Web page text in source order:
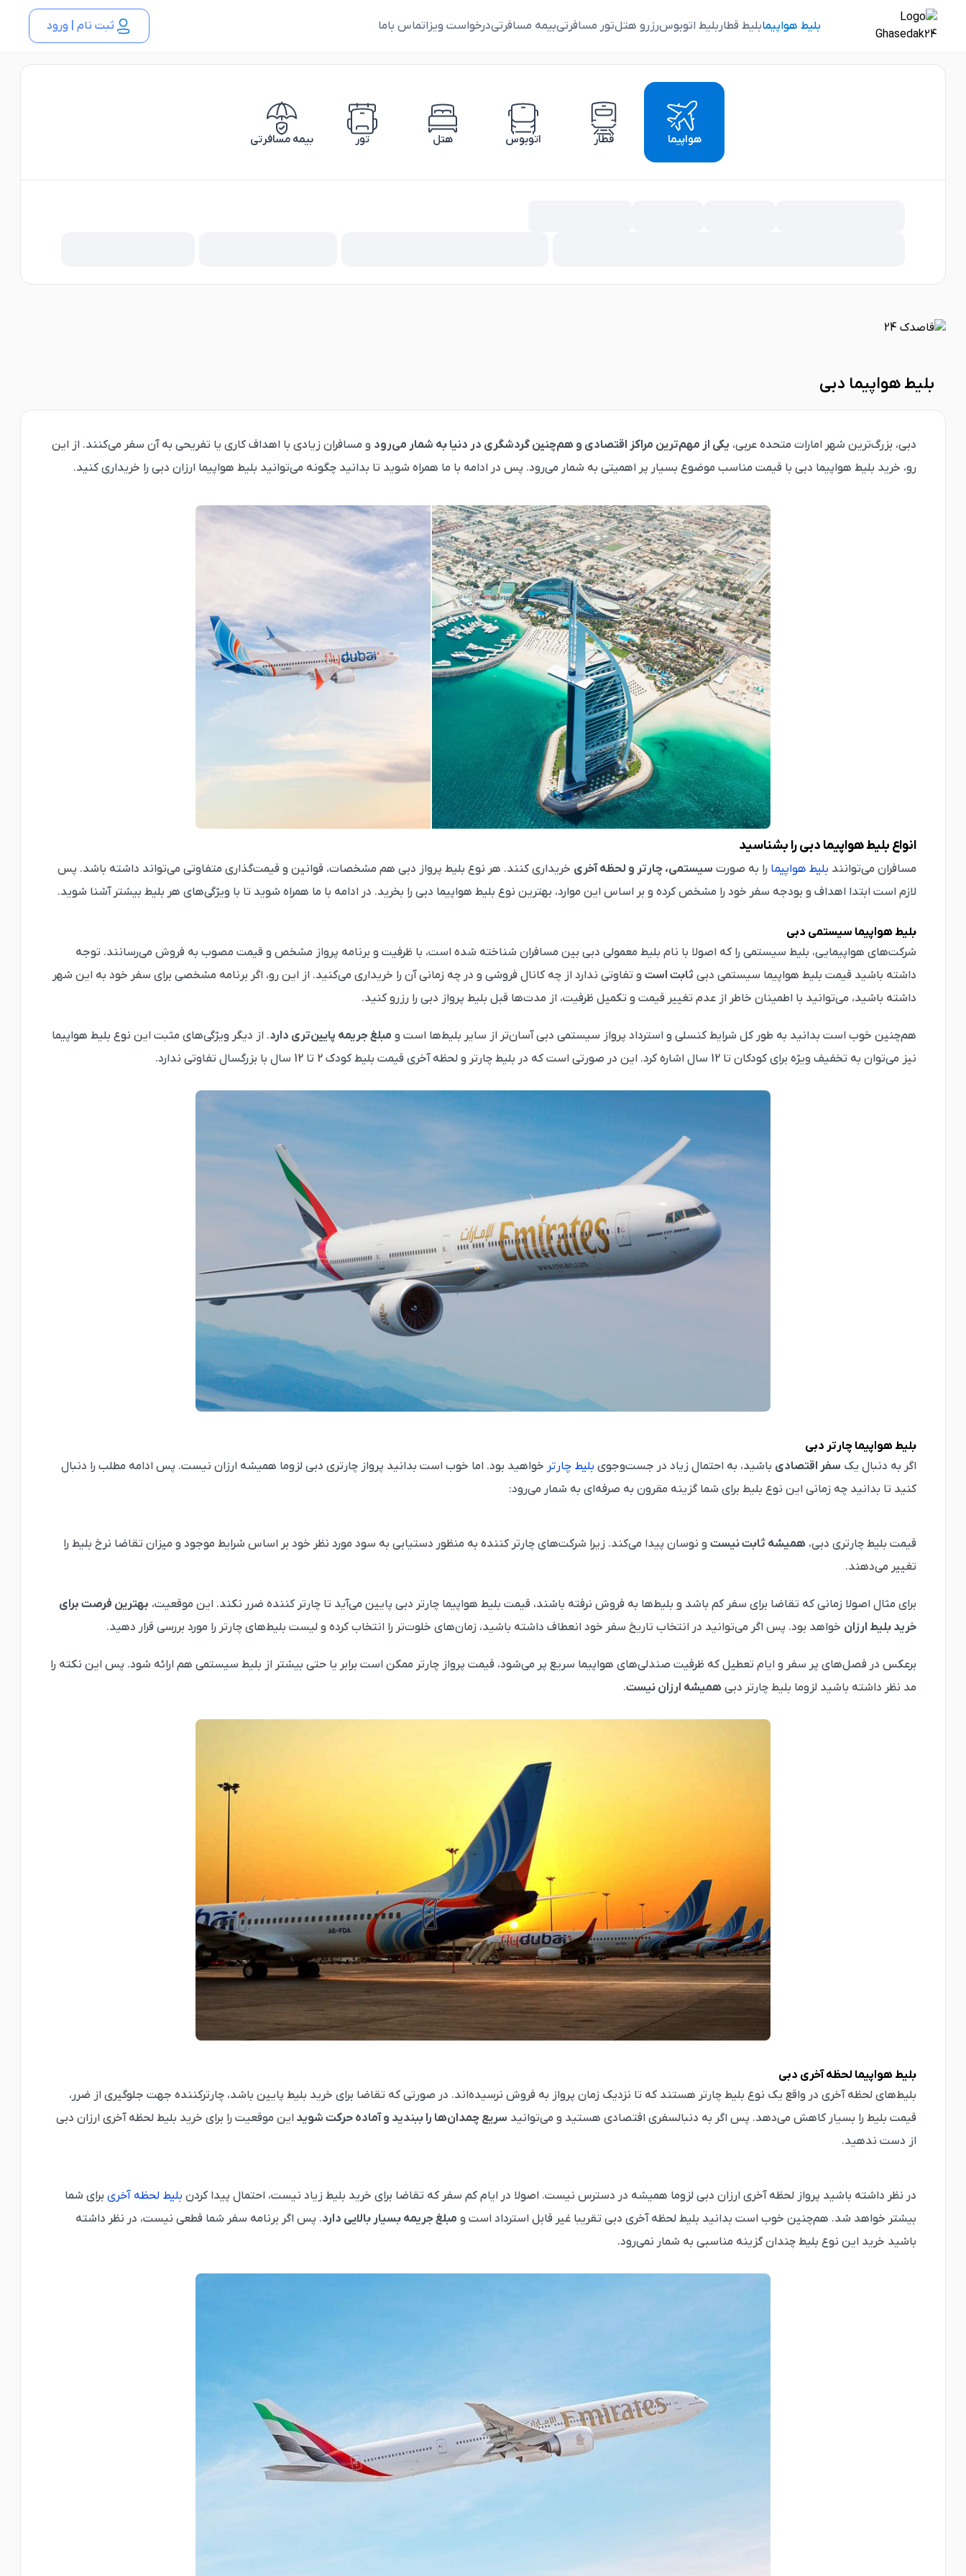
بلیط هواپیمابلیط قطار بلیط اتوبوسرزرو هتلتور مسافرتیبیمه مسافرتیدرخواست ویزاتماس باما ثبت نام | ورود
هواپیما قطار اتوبوس هتل تور بیمه مسافرتی
بلیط هواپیما دبی
دبی، بزرگ‌ترین شهر امارات متحده عربی، یکی از مهم‌ترین مراکز اقتصادی و هم‌‌چنین گردشگری در دنیا به شمار می‌رود و مسافران زیادی با اهداف کاری یا تفریحی به آن سفر می‌کنند. از این
رو، خرید بلیط هواپیما دبی با قیمت مناسب موضوع بسیار پر اهمیتی به شمار می‌رود. پس در ادامه با ما همراه شوید تا بدانید چگونه می‌توانید بلیط هواپیما ارزان دبی را خریداری کنید.
انواع بلیط هواپیما دبی را بشناسید
مسافران می‌توانند بلیط‌ هواپیما را به صورت سیستمی، چارتر و لحظه آخری خریداری کنند. هر نوع بلیط پرواز دبی هم مشخصات، قوانین و قیمت‌گذاری متفاوتی می‌تواند داشته باشد. پس
لازم است ابتدا اهداف و بودجه سفر خود را مشخص کرده و بر اساس این موارد، بهترین نوع بلیط هواپیما دبی را بخرید. در ادامه با ما همراه شوید تا با ویژگی‌های هر بلیط بیشتر آشنا شوید.
بلیط هواپیما سیستمی دبی
شرکت‌های هواپیمایی، بلیط سیستمی را که اصولا با نام بلیط معمولی دبی بین مسافران شناخته شده است، با ظرفیت و برنامه پرواز مشخص و قیمت مصوب به فروش می‌رسانند. توجه
داشته باشید قیمت بلیط هواپیما سیستمی دبی ثابت است و تفاوتی ندارد از چه کانال فروشی و در چه زمانی آن را خریداری می‌کنید. از این رو، اگر برنامه مشخصی برای سفر خود به این شهر
داشته باشید، می‌توانید با اطمینان خاطر از عدم تغییر قیمت و تکمیل ظرفیت، از مدت‌ها قبل بلیط پرواز دبی را رزرو کنید.
هم‌چنین خوب است بدانید به طور کل شرایط کنسلی و استرداد پرواز سیستمی دبی آسان‌تر از سایر بلیط‌ها است و مبلغ جریمه پایین‌تری دارد. از دیگر ویژگی‌های مثبت این نوع بلیط هواپیما
نیز می‌توان به تخفیف ویژه برای کودکان تا 12 سال اشاره کرد. این در صورتی است که در بلیط چارتر و لحظه آخری قیمت بلیط کودک 2 تا 12 سال با بزرگسال تفاوتی ندارد.
بلیط هواپیما چارتر دبی
اگر به دنبال یک سفر اقتصادی باشید، به احتمال زیاد در جست‌وجوی بلیط چارتر خواهید بود. اما خوب است بدانید پرواز چارتری دبی لزوما همیشه ارزان نیست. پس ادامه مطلب را دنبال
کنید تا بدانید چه زمانی این نوع بلیط برای شما گزینه مقرون به صرفه‌‌ای به شمار می‌رود:
قیمت بلیط چارتری دبی، همیشه ثابت نیست و نوسان پیدا می‌کند. زیرا شرکت‌های چارتر کننده به منظور دستیابی به سود مورد نظر خود بر اساس شرایط موجود و میزان تقاضا نرخ بلیط را
تغییر می‌دهند.
برای مثال اصولا زمانی که تقاضا برای سفر کم باشد و بلیط‌ها به فروش نرفته باشند، قیمت بلیط هواپیما چارتر دبی پایین می‌آید تا چارتر کننده ضرر نکند. این موقعیت، بهترین فرصت برای
خرید بلیط ارزان خواهد بود. پس اگر می‌توانید در انتخاب تاریخ سفر خود انعطاف داشته باشید، زمان‌های خلوت‌تر را انتخاب کرده و لیست بلیط‌های چارتر را مورد بررسی قرار دهید.
برعکس در فصل‌های پر سفر و ایام تعطیل که ظرفیت صندلی‌های هواپیما سریع پر می‌شود، قیمت پرواز چارتر ممکن است برابر یا حتی بیشتر از بلیط سیستمی هم ارائه شود. پس این نکته را
مد نظر داشته باشید لزوما بلیط چارتر دبی همیشه ارزان نیست.
بلیط هواپیما لحظه آخری دبی
بلیط‌های لحظه آخری در واقع یک نوع بلیط چارتر هستند که تا نزدیک زمان پرواز به فروش نرسیده‌اند. در صورتی که تقاضا برای خرید بلیط پایین باشد، چارترکننده جهت جلوگیری از ضرر،
قیمت بلیط را بسیار کاهش می‌دهد. پس اگر به دنبالسفری اقتصادی هستید و می‌توانید سریع چمدان‌ها را ببندید و آماده حرکت شوید این موقعیت را برای خرید بلیط لحظه آخری ارزان دبی
از دست ندهید.
در نظر داشته باشید پرواز لحظه آخری ارزان دبی لزوما همیشه در دسترس نیست. اصولا در ایام کم سفر که تقاضا برای خرید بلیط زیاد نیست، احتمال پیدا کردن بلیط لحظه آخری برای شما
بیشتر خواهد شد. هم‌چنین خوب است بدانید بلیط لحظه آخری دبی تقریبا غیر قابل استرداد است و مبلغ جریمه بسیار بالایی دارد. پس اگر برنامه سفر شما قطعی نیست، در نظر داشته
باشید خرید این نوع بلیط چندان گزینه مناسبی به شمار نمی‌رود.